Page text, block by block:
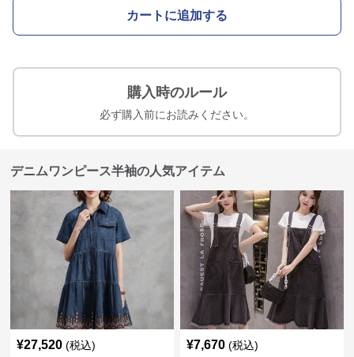
カートに追加する
購入時のルール
必ず購入前にお読みください。
デニムワンピース半袖の人気アイテム
¥27,520 (税込) ¥7,670 (税込)